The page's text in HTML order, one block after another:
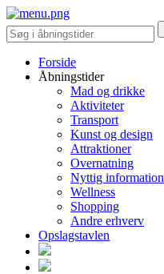
Forside
Åbningstider
Mad og drikke
Aktiviteter
Transport
Kunst og design
Attraktioner
Overnatning
Nyttig information
Wellness
Shopping
Andre erhverv
Opslagstavlen